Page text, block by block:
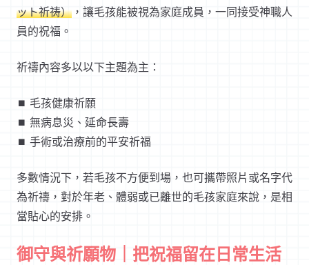
ット祈祷） ，讓毛孩能被視為家庭成員，一同接受神職人
員的祝福。
祈禱內容多以以下主題為主：
⏹︎ 毛孩健康祈願
⏹︎ 無病息災、延命長壽
⏹︎ 手術或治療前的平安祈福
多數情況下，若毛孩不方便到場，也可攜帶照片或名字代
為祈禱，對於年老、體弱或已離世的毛孩家庭來說，是相
當貼心的安排。
御守與祈願物｜把祝福留在日常生活